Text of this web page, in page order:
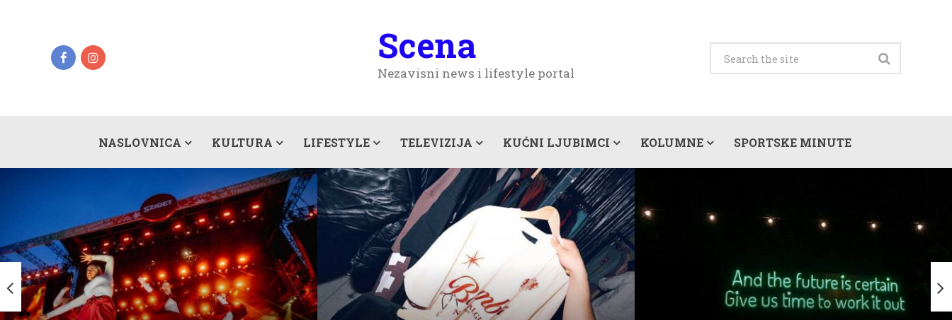
Scena
Nezavisni news i lifestyle portal
NASLOVNICA KULTURA LIFESTYLE TELEVIZIJA KUĆNI LJUBIMCI KOLUMNE SPORTSKE MINUTE